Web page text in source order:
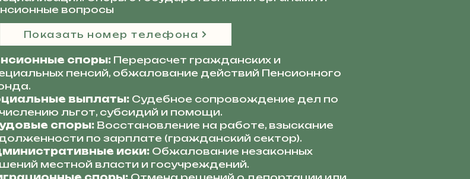
вопросы
споры: Перерасчет гражданских и
пенсий, обжалование действий Пенсионного
выплаты: Судебное сопровождение дел по
льгот, субсидий и помощи.
споры: Восстановление на работе, взыскание
по зарплате (гражданский сектор).
иски: Обжалование незаконных
местной власти и госучреждений.
Показать номер телефона